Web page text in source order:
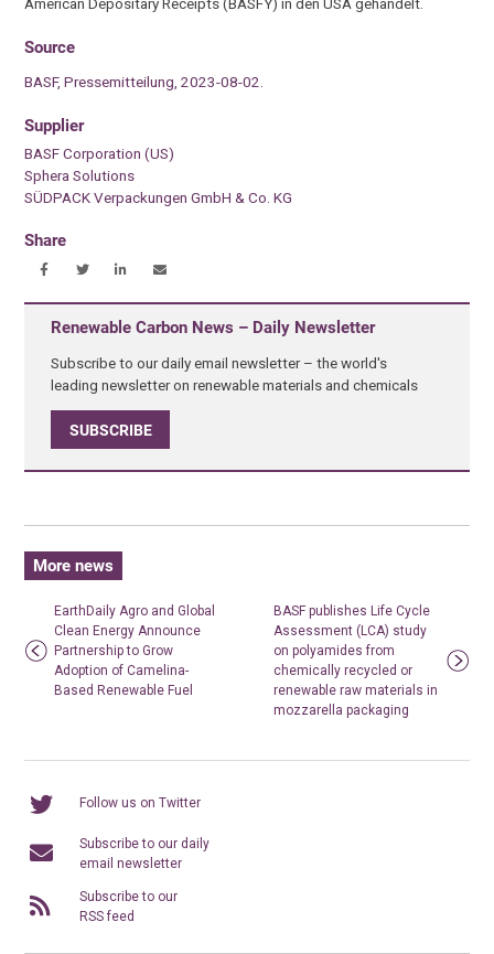
American Depositary Receipts (BASFY) in den USA gehandelt.
Source
BASF, Pressemitteilung, 2023-08-02.
Supplier
BASF Corporation (US)
Sphera Solutions
SÜDPACK Verpackungen GmbH & Co. KG
Share
Renewable Carbon News – Daily Newsletter
Subscribe to our daily email newsletter – the world's
leading newsletter on renewable materials and chemicals
SUBSCRIBE
More news
EarthDaily Agro and Global
Clean Energy Announce
Partnership to Grow
Adoption of Camelina-
Based Renewable Fuel
BASF publishes Life Cycle
Assessment (LCA) study
on polyamides from
chemically recycled or
renewable raw materials in
mozzarella packaging
Follow us on Twitter
Subscribe to our daily
email newsletter
Subscribe to our
RSS feed